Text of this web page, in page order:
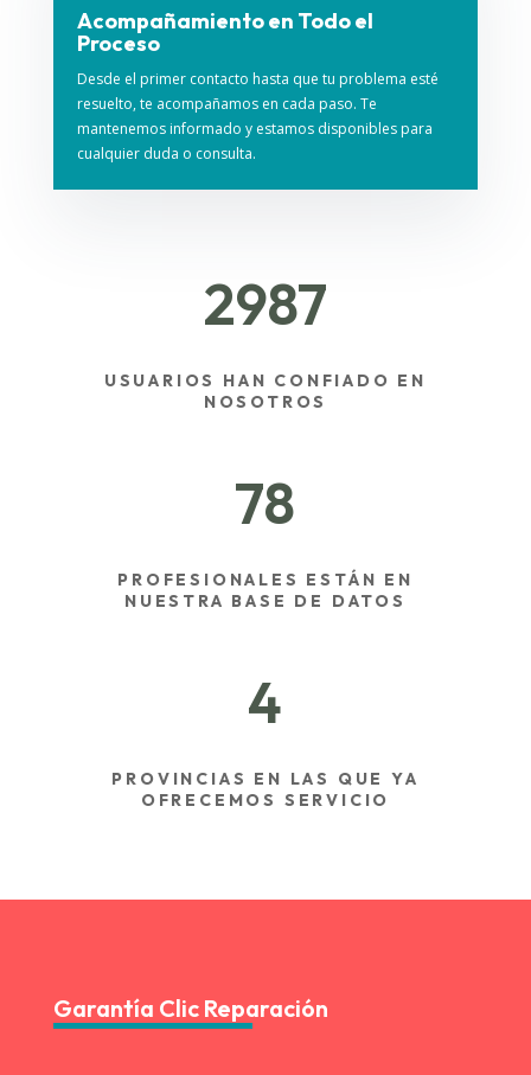
Acompañamiento en Todo el
Proceso
Desde el primer contacto hasta que tu problema esté
resuelto, te acompañamos en cada paso. Te
mantenemos informado y estamos disponibles para
cualquier duda o consulta.
2987
USUARIOS HAN CONFIADO EN
NOSOTROS
78
PROFESIONALES ESTÁN EN
NUESTRA BASE DE DATOS
4
PROVINCIAS EN LAS QUE YA
OFRECEMOS SERVICIO
Garantía Clic Reparación